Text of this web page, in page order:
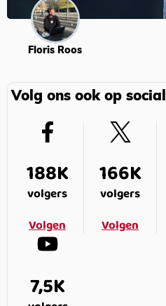
Floris Roos
Volg ons ook op social
188K
volgers
Volgen
166K
volgers
Volgen
7,5K